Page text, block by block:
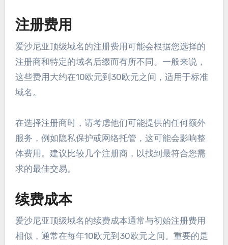
注册费用
爱沙尼亚顶级域名的注册费用可能会根据您选择的
注册商和特定的域名后缀而有所不同。一般来说，
这些费用大约在10欧元到30欧元之间，适用于标准
域名。
在选择注册商时，请考虑他们可能提供的任何额外
服务，例如隐私保护或网络托管，这可能会影响整
体费用。建议比较几个注册商，以找到最符合您需
求的最佳交易。
续费成本
爱沙尼亚顶级域名的续费成本通常与初始注册费用
相似，通常在每年10欧元到30欧元之间。重要的是